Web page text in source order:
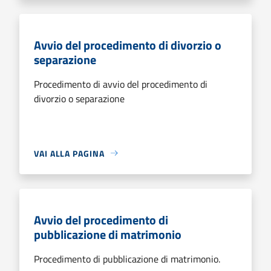
Avvio del procedimento di divorzio o
separazione
Procedimento di avvio del procedimento di
divorzio o separazione
VAI ALLA PAGINA
Avvio del procedimento di
pubblicazione di matrimonio
Procedimento di pubblicazione di matrimonio.